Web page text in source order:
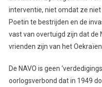
interventie, niet omdat ze
Poetin te bestrijden en de
vast van overtuigd zijn dat de
vrienden zijn van het
De NAVO is geen
oorlogsverbond dat in 1949